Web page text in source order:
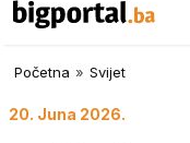
Početna » Svijet
20. Juna 2026.